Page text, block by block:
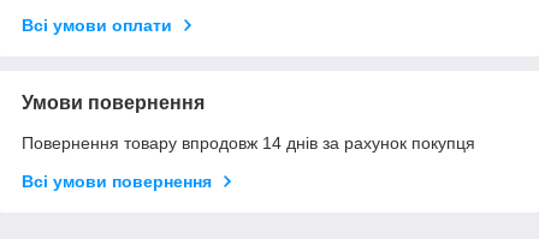
Всі умови оплати
Умови повернення
Повернення товару впродовж 14 днів за рахунок покупця
Всі умови повернення